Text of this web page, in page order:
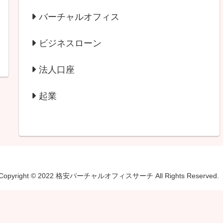
バーチャルオフィス
ビジネスローン
法人口座
起業
© 2022 格安バーチャルオフィスサーチ All Rights Reserved.